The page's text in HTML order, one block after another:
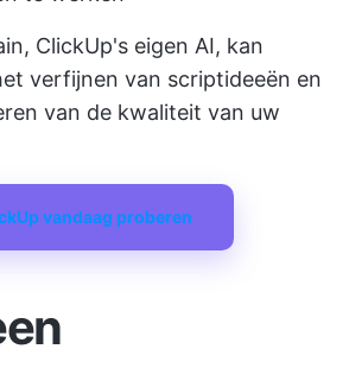
ClickUp's eigen AI, kan
verfijnen van scriptideeën en
van de kwaliteit van uw
vandaag proberen